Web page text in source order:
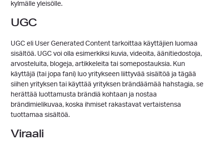
kylmälle yleisölle.
UGC
UGC eli User Generated Content tarkoittaa käyttäjien luomaa
sisältöä. UGC voi olla esimerkiksi kuvia, videoita, äänitiedostoja,
arvosteluita, blogeja, artikkeleita tai somepostauksia. Kun
käyttäjä (tai jopa fani) luo yritykseen liittyvää sisältöä ja tägää
siihen yrityksen tai käyttää yrityksen brändäämää hahstagia, se
herättää luottamusta brändiä kohtaan ja nostaa
brändimielikuvaa, koska ihmiset rakastavat vertaistensa
tuottamaa sisältöä.
Viraali